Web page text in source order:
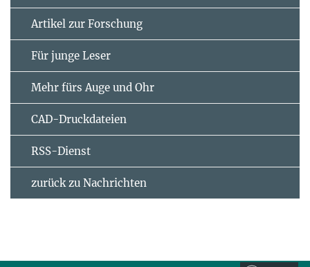
Artikel zur Forschung
Für junge Leser
Mehr fürs Auge und Ohr
CAD-Druckdateien
RSS-Dienst
zurück zu Nachrichten